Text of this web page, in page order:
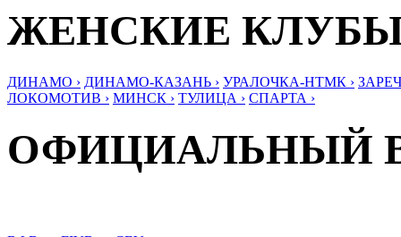
ЖЕНСКИЕ
ДИНАМО › ДИНАМО-КАЗАНЬ › УРАЛОЧКА-НТМК ›
ЛОКОМОТИВ › МИНСК › ТУЛИЦА › СПАРТА ›
ОФИЦИАЛЬНЫЙ